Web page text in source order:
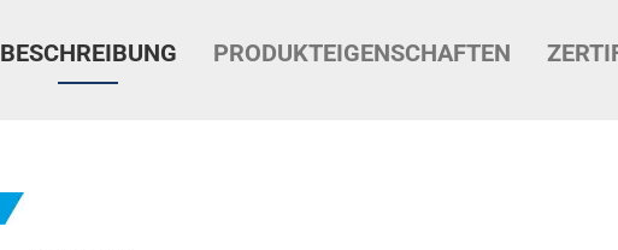
BESCHREIBUNG PRODUKTEIGENSCHAFTEN